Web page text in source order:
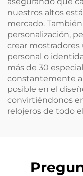
nuestros altos
mercado.
personalización,
crear
personal o
más de 30
constantemente
posible en el
convirtiéndonos
relojeros de todo